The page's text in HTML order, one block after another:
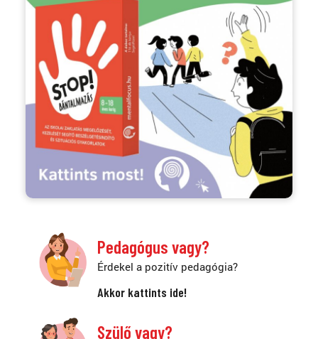
Pedagógus vagy?
Érdekel a pozitív pedagógia?
Akkor kattints ide!
Szülő vagy?